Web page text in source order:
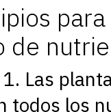
de
Las
todos los